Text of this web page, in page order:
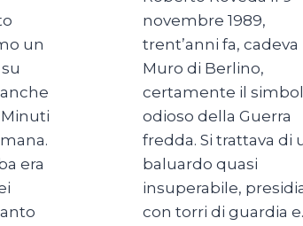
un
era
novembre 1989,
trent’anni fa, cadeva
Muro di Berlino,
certamente il
odioso della Guerra
fredda. Si trattava di
baluardo quasi
insuperabile,
con torri di guardia